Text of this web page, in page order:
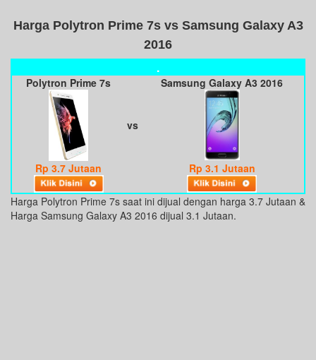
Harga Polytron Prime 7s vs Samsung Galaxy A3
2016
.
Polytron Prime 7s Samsung Galaxy A3 2016
vs
Rp 3.7 Jutaan Rp 3.1 Jutaan
Harga Polytron Prime 7s saat ini dijual dengan harga 3.7 Jutaan &
Harga Samsung Galaxy A3 2016 dijual 3.1 Jutaan.